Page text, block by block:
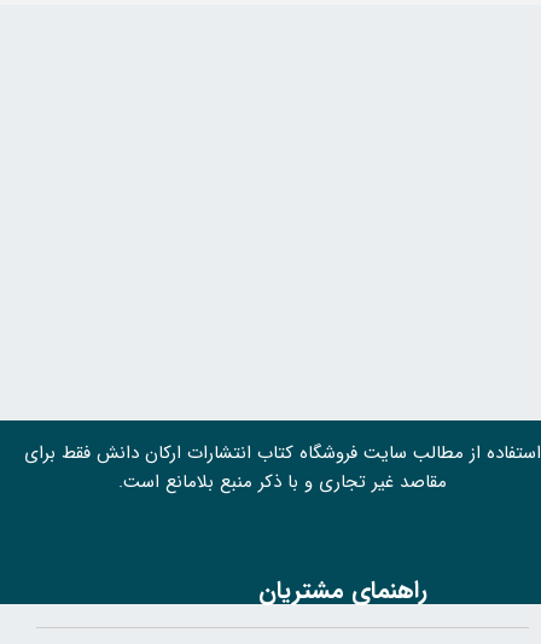
استفاده از مطالب سايت فروشگاه کتاب انتشارات ارکان دانش فقط برای
مقاصد غیر تجاری و با ذکر منبع بلامانع است.
راهنمای مشتریان